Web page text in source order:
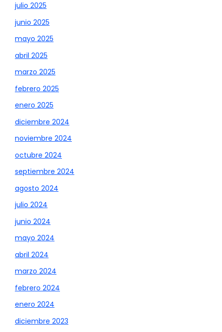
julio 2025
junio 2025
mayo 2025
abril 2025
marzo 2025
febrero 2025
enero 2025
diciembre 2024
noviembre 2024
octubre 2024
septiembre 2024
agosto 2024
julio 2024
junio 2024
mayo 2024
abril 2024
marzo 2024
febrero 2024
enero 2024
diciembre 2023